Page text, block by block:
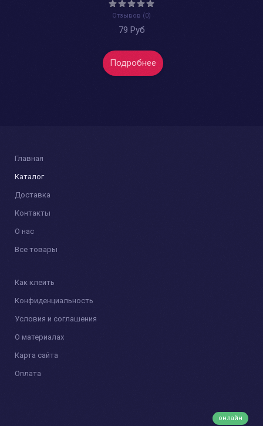
Отзывов (0)
79 Руб
Подробнее
Главная
Каталог
Доставка
Контакты
О нас
Все товары
Как клеить
Конфиденциальность
Условия и соглашения
О материалах
Карта сайта
Оплата
онлайн